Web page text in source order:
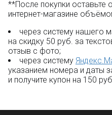
**После покупки оставьте
интернет-магазине
через систему нашего
на скидку 50 руб. за
отзыв с фото;
через систему
указанием номера и даты
и получите купон на 150